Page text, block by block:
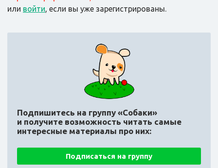
или войти, если вы уже зарегистрированы.
Подпишитесь на группу «Собаки»
и получите возможность читать самые
интересные материалы про них:
Подписаться на группу